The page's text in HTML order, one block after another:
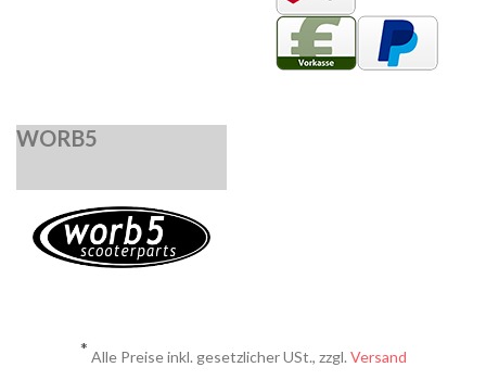
WORB5
* Alle Preise inkl. gesetzlicher USt., zzgl. Versand